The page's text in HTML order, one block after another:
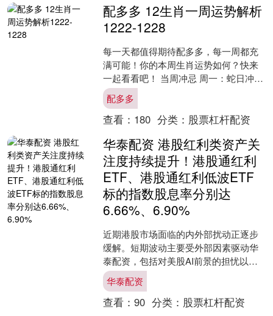
配多多 12生肖一周运势解析
1222-1228
每一天都值得期待配多多，每一周都充
满可能！你的本周生肖运势如何？快来
一起看看吧！ 当周冲忌 周一：蛇日冲猪
周二：马日冲鼠 周三：羊日冲牛 周四：
猴日冲虎 周五....
配多多
查看： 180 分类： 股票杠杆配资
华泰配资 港股红利类资产关
注度持续提升！港股通红利
ETF、港股通红利低波ETF
标的指数股息率分别达
6.66%、6.90%
近期港股市场面临的内外部扰动正逐步
缓解。短期波动主要受外部因素驱动华
泰配资，包括对美股AI前景的担忧以及
日本央行加息等事件，但随着美股AI龙
头股价逐步企稳、日本....
华泰配资
查看： 90 分类： 股票杠杆配资